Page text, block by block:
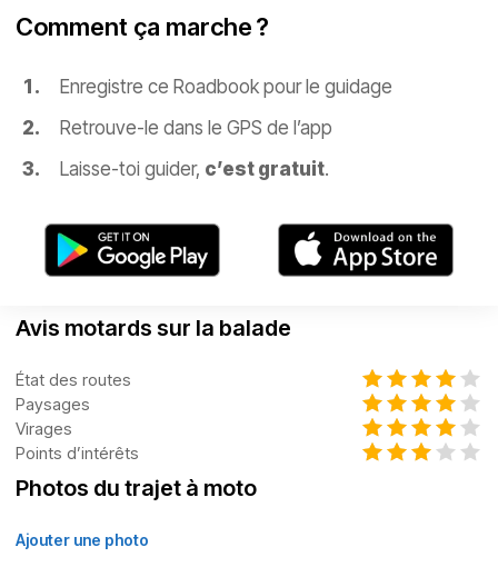
Comment ça marche ?
Enregistre ce Roadbook pour le guidage
Retrouve-le dans le GPS de l’app
Laisse-toi guider, c’est gratuit.
Avis motards sur la balade
État des routes
Paysages
Virages
Points d’intérêts
Photos du trajet à moto
Ajouter une photo